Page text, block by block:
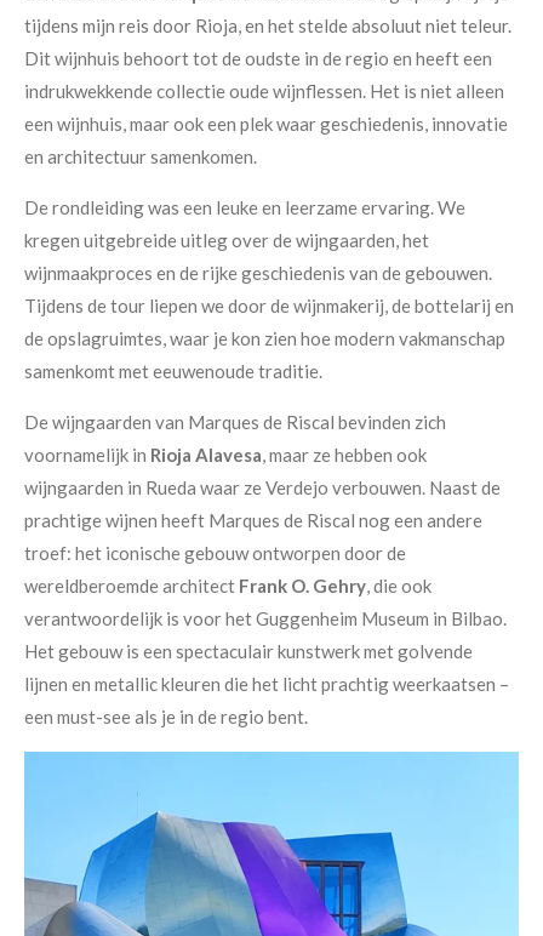
tijdens mijn reis door Rioja, en het stelde absoluut niet teleur.
Dit wijnhuis behoort tot de oudste in de regio en heeft een
indrukwekkende collectie oude wijnflessen. Het is niet alleen
een wijnhuis, maar ook een plek waar geschiedenis, innovatie
en architectuur samenkomen.
De rondleiding was een leuke en leerzame ervaring. We
kregen uitgebreide uitleg over de wijngaarden, het
wijnmaakproces en de rijke geschiedenis van de gebouwen.
Tijdens de tour liepen we door de wijnmakerij, de bottelarij en
de opslagruimtes, waar je kon zien hoe modern vakmanschap
samenkomt met eeuwenoude traditie.
De wijngaarden van Marques de Riscal bevinden zich
voornamelijk in Rioja Alavesa, maar ze hebben ook
wijngaarden in Rueda waar ze Verdejo verbouwen. Naast de
prachtige wijnen heeft Marques de Riscal nog een andere
troef: het iconische gebouw ontworpen door de
wereldberoemde architect Frank O. Gehry, die ook
verantwoordelijk is voor het Guggenheim Museum in Bilbao.
Het gebouw is een spectaculair kunstwerk met golvende
lijnen en metallic kleuren die het licht prachtig weerkaatsen –
een must-see als je in de regio bent.